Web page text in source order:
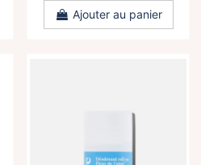
Ajouter au panier